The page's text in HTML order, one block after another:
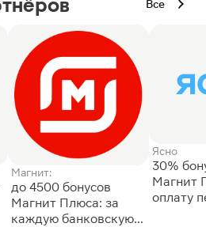
Все
Магнит:
до 4500 бонусов
Магнит Плюса: за
каждую банковскую
Ясно
30%
Магнит
оплату